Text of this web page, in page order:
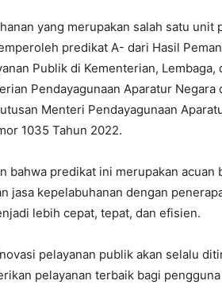
yang merupakan salah satu unit
predikat A- dari Hasil
Publik di Kementerian,
Pendayagunaan Aparatur Negara
Menteri Pendayagunaan
1035 Tahun 2022.
bahwa predikat ini merupakan acuan
jasa kepelabuhanan dengan
lebih cepat, tepat, dan efisien.
pelayanan publik akan selalu
pelayanan terbaik bagi pengguna